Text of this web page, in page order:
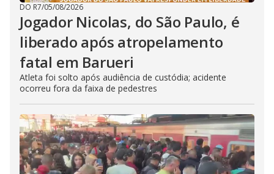
DO R7/05/08/2026
Jogador Nicolas, do São Paulo, é
liberado após atropelamento
fatal em Barueri
Atleta foi solto após audiência de custódia; acidente
ocorreu fora da faixa de pedestres